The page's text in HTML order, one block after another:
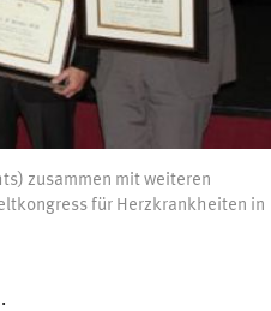
zusammen mit weiteren
für Herzkrankheiten in